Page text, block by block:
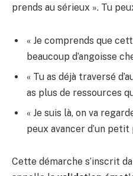
prends au sérieux ». Tu
« Je comprends que
beaucoup d’angoisse
« Tu as déjà traversé
as plus de ressources
« Je suis là, on va
peux avancer d’un petit
Cette démarche s’inscrit